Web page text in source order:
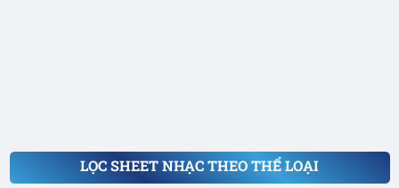
LỌC SHEET NHẠC THEO THỂ LOẠI